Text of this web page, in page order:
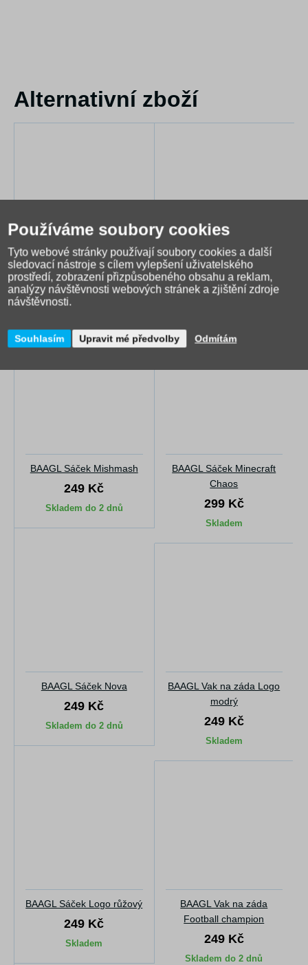
Alternativní zboží
BAAGL Sáček Orange
249 Kč
Skladem do 2 dnů
BAAGL Sáček Ska modrý
249 Kč
BAAGL Sáček Mishmash
249 Kč
Skladem do 2 dnů
BAAGL Sáček Minecraft
Chaos
299 Kč
Skladem
BAAGL Sáček Nova
249 Kč
Skladem do 2 dnů
BAAGL Vak na záda Logo
modrý
249 Kč
Skladem
BAAGL Sáček Logo růžový
249 Kč
Skladem
BAAGL Vak na záda
Football champion
249 Kč
Skladem do 2 dnů
Používáme soubory cookies
Tyto webové stránky používají soubory cookies a další
sledovací nástroje s cílem vylepšení uživatelského
prostředí, zobrazení přizpůsobeného obsahu a reklam,
analýzy návštěvnosti webových stránek a zjištění zdroje
návštěvnosti.
Souhlasím Upravit mé předvolby Odmítám